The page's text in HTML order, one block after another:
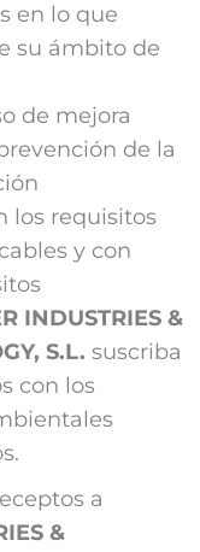
en lo que
su ámbito de
de mejora
de la
los requisitos
y con
INDUSTRIES &
S.L. suscriba
con los
a
&